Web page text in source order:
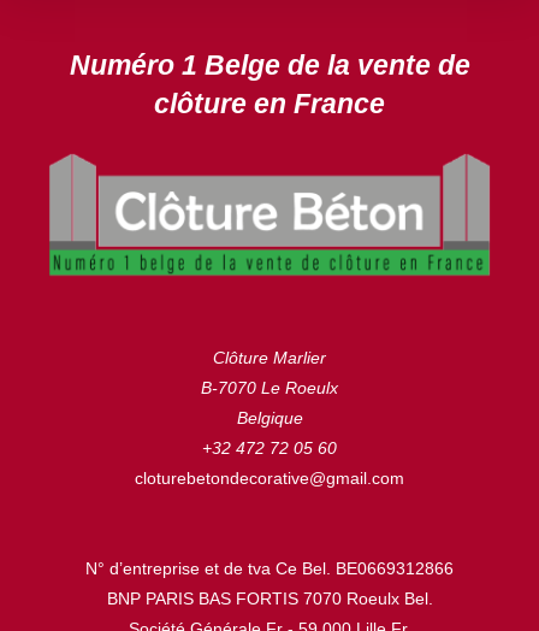
Numéro 1 Belge de la vente de
clôture en France
Clôture Marlier
B-7070 Le Roeulx
Belgique
+32 472 72 05 60
cloturebetondecorative@gmail.com
N° d’entreprise et de tva Ce Bel. BE0669312866
BNP PARIS BAS FORTIS 7070 Roeulx Bel.